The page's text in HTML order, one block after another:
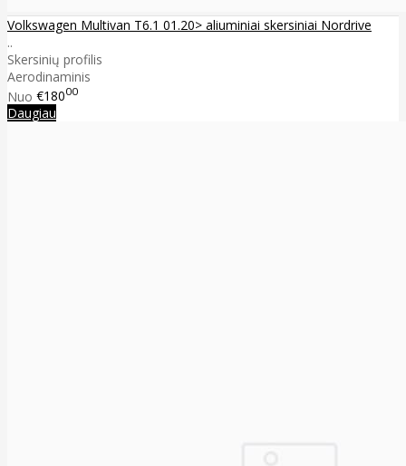
Volkswagen Multivan T6.1 01.20> aliuminiai skersiniai Nordrive
..
Skersinių profilis
Aerodinaminis
Nuo €18000
Daugiau